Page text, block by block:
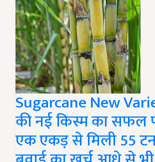
Sugarcane New
की नई किस्म का सफल
एक एकड़ से मिली 55